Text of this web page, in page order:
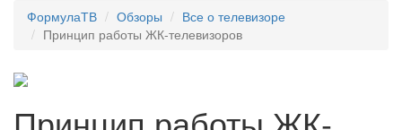
ФормулаТВ Обзоры
Все о телевизоре
Принцип работы ЖК-телевизоров